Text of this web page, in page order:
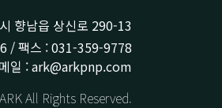
향남읍 상신로 290-13
/ 팩스 : 031-359-9778
일 : ark@arkpnp.com
All Rights Reserved.